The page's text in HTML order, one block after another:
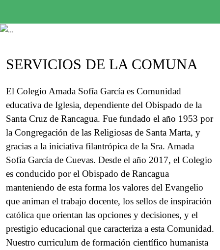
SERVICIOS DE LA COMUNA
El Colegio Amada Sofía García es Comunidad
educativa de Iglesia, dependiente del Obispado de la
Santa Cruz de Rancagua. Fue fundado el año 1953 por
la Congregación de las Religiosas de Santa Marta, y
gracias a la iniciativa filantrópica de la Sra. Amada
Sofía García de Cuevas. Desde el año 2017, el Colegio
es conducido por el Obispado de Rancagua
manteniendo de esta forma los valores del Evangelio
que animan el trabajo docente, los sellos de inspiración
católica que orientan las opciones y decisiones, y el
prestigio educacional que caracteriza a esta Comunidad.
Nuestro curriculum de formación científico humanista